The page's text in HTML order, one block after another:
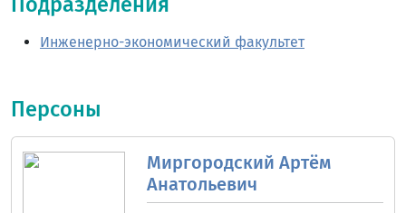
Инженерно-экономический факультет
Персоны
Миргородский Артём
Анатольевич